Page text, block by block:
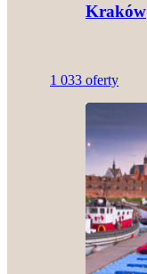
Kraków
1 033 oferty